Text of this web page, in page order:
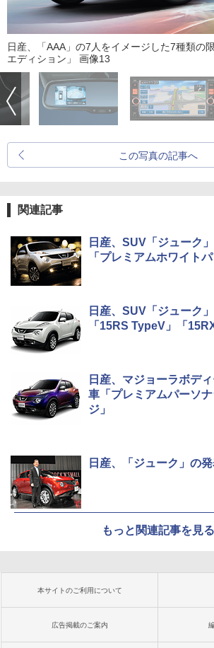
日産、「AAA」の7人をイメージした7種類の
エディション」 画像13
この写真の記事へ
関連記事
日産、SUV「ジューク
「プレミアムホワイトパ
日産、SUV「ジューク
「15RS TypeV」「
日産、マジョーラボデ
車「プレミアムパーソ
ジ」
日産、「ジューク」の
もっと関連記事を見る
本サイトのご利用について
広告掲載のご案内